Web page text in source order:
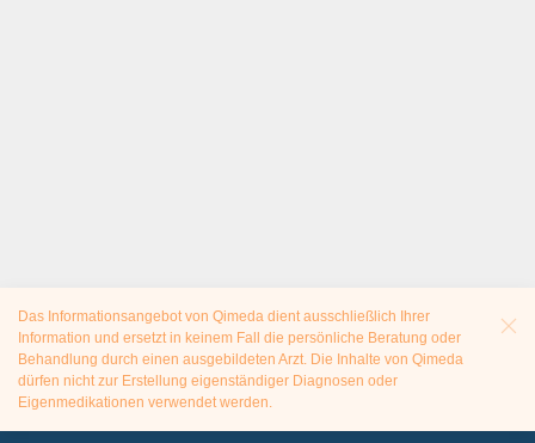
Das Informationsangebot von Qimeda dient ausschließlich Ihrer
Information und ersetzt in keinem Fall die persönliche Beratung oder
Behandlung durch einen ausgebildeten Arzt. Die Inhalte von Qimeda
dürfen nicht zur Erstellung eigenständiger Diagnosen oder
Eigenmedikationen verwendet werden.